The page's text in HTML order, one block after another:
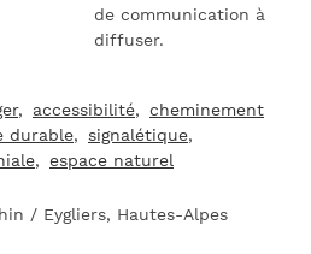
de communication à
diffuser.
accessibilité
cheminement
durable
signalétique
espace naturel
/ Eygliers, Hautes-Alpes